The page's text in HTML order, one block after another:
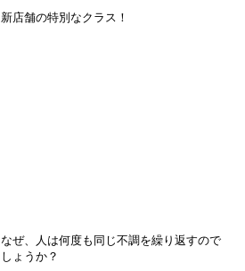
新店舗の特別なクラス！
なぜ、人は何度も同じ不調を繰り返すので
しょうか？